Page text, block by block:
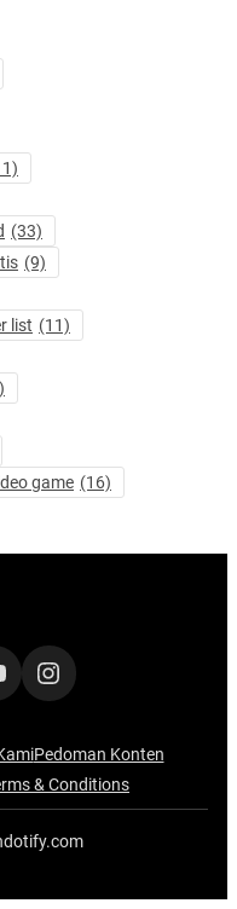
(33)
(9)
list (11)
game (16)
Instagram
Pedoman Konten
& Conditions